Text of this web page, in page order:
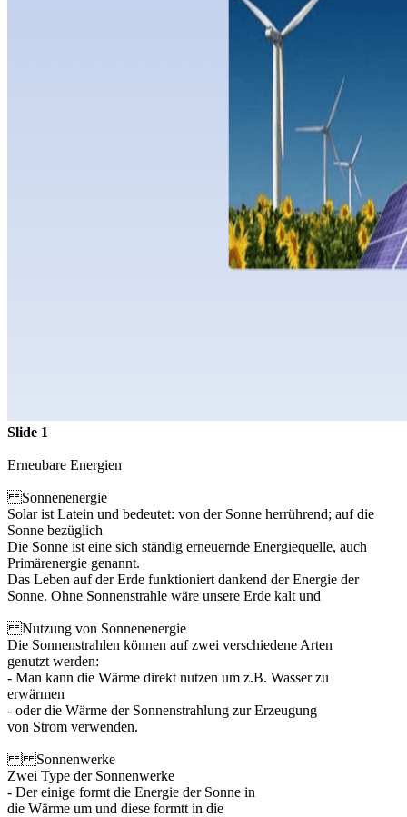
Slide 1
Erneubare Energien
Sonnenenergie
Solar ist Latein und bedeutet: von der Sonne herrührend; auf die
Sonne bezüglich
Die Sonne ist eine sich ständig erneuernde Energiequelle, auch
Primärenergie genannt.
Das Leben auf der Erde funktioniert dankend der Energie der
Sonne. Ohne Sonnenstrahle wäre unsere Erde kalt und
Nutzung von Sonnenenergie
Die Sonnenstrahlen können auf zwei verschiedene Arten
genutzt werden:
- Man kann die Wärme direkt nutzen um z.B. Wasser zu
erwärmen
- oder die Wärme der Sonnenstrahlung zur Erzeugung
von Strom verwenden.
Sonnenwerke
Zwei Type der Sonnenwerke
- Der einige formt die Energie der Sonne in
die Wärme um und diese formtt in die